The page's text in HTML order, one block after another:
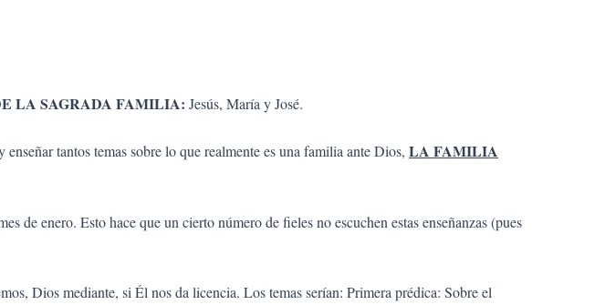
LA SAGRADA FAMILIA: Jesús, María y José.
tantos temas sobre lo que realmente es una familia ante Dios, LA FAMILIA
de enero. Esto hace que un cierto número de fieles no escuchen estas enseñanzas (pues
Dios mediante, si Él nos da licencia. Los temas serían: Primera prédica: Sobre el